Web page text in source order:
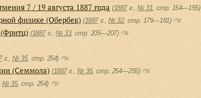
7 / 19 августа 1887 года (1887г.,№ 31, cтр. 154—155)
физике (Обербек) (1887г.,№ 32, cтр. 179—181)
(1887г.,№ 33, cтр. 205—207)
г.,№ 35, cтр. 254)
(Семмола) (1887г.,№ 35, cтр. 254—255)
№ 35, cтр. 254)